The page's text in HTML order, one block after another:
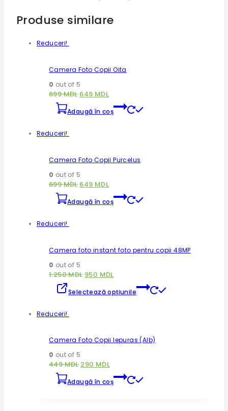
Produse similare
Reduceri!
Camera Foto Copii Oita
0 out of 5
699MDL 649 MDL
Adaugă în coș
Reduceri!
Camera Foto Copii Purcelus
0 out of 5
699MDL 649 MDL
Adaugă în coș
Reduceri!
Camera foto instant foto pentru copii 48MP
0 out of 5
1.250MDL 950 MDL
Selectează opțiunile
Reduceri!
Camera Foto Copii Iepuras (Alb)
0 out of 5
449MDL 290 MDL
Adaugă în coș